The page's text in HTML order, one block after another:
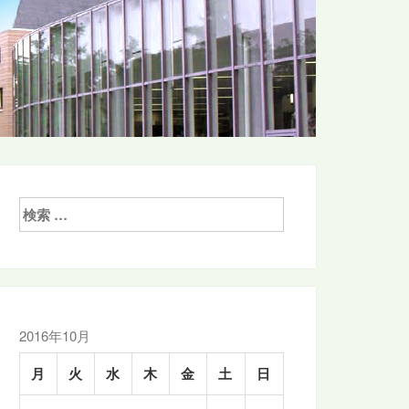
検
索:
2016年10月
月 火 水 木 金 土 日